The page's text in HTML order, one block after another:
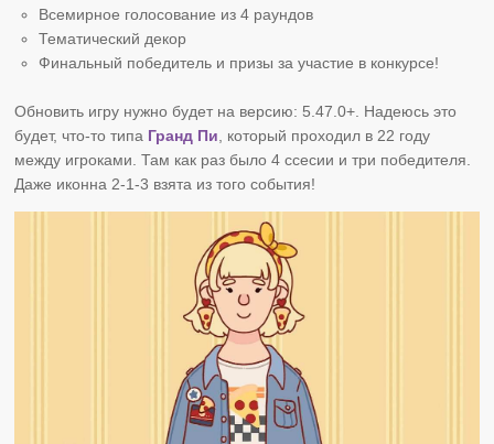
Всемирное голосование из 4 раундов
Тематический декор
Финальный победитель и призы за участие в конкурсе!
Обновить игру нужно будет на версию: 5.47.0+. Надеюсь это
будет, что-то типа Гранд Пи , который проходил в 22 году
между игроками. Там как раз было 4 ссесии и три победителя.
Даже иконна 2-1-3 взята из того события!